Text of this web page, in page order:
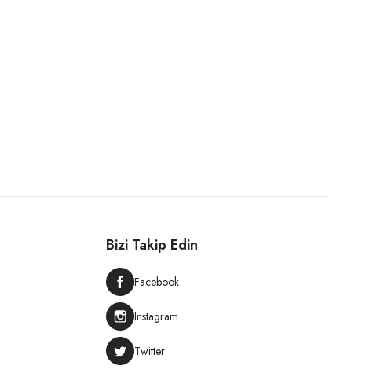
Bizi Takip Edin
Facebook
Instagram
Twitter